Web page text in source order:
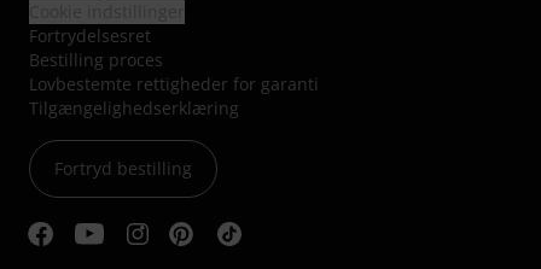
Fortrydelsesret
Bestilling proces
Lovbestemte rettigheder for garanti
Tilgængelighedserklæring
Fortryd bestilling